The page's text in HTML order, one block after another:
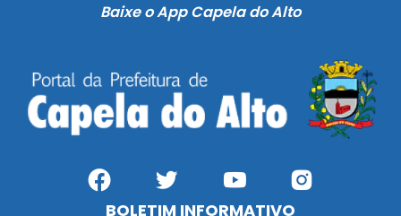
Baixe o App Capela do Alto
BOLETIM INFORMATIVO